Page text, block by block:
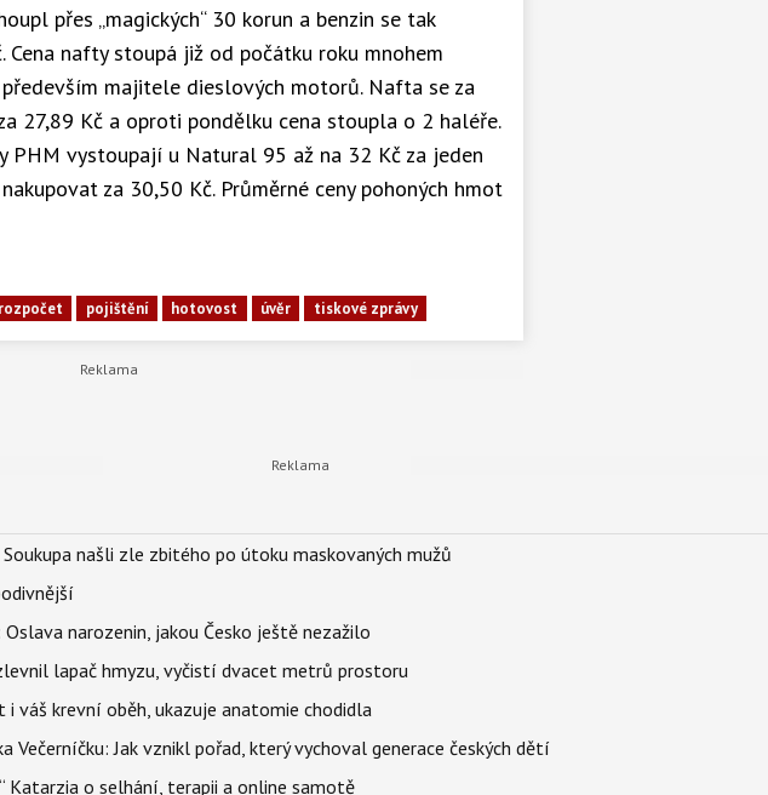
přes „magických“ 30 korun a benzin se tak
Cena nafty stoupá již od počátku roku mnohem
majitele dieslových motorů. Nafta se za
27,89 Kč a oproti pondělku cena stoupla o 2 haléře.
PHM vystoupají u Natural 95 až na 32 Kč za jeden
za 30,50 Kč. Průměrné ceny pohoných hmot
rozpočet pojištění hotovost úvěr tiskové zprávy
našli zle zbitého po útoku maskovaných mužů
narozenin, jakou Česko ještě nezažilo
lapač hmyzu, vyčistí dvacet metrů prostoru
váš krevní oběh, ukazuje anatomie chodidla
Večerníčku: Jak vznikl pořad, který vychoval generace českých dětí
Katarzia o selhání, terapii a online samotě